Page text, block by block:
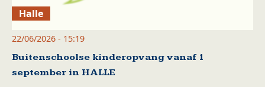
Halle
22/06/2026 - 15:19
Buitenschoolse kinderopvang vanaf 1
september in HALLE